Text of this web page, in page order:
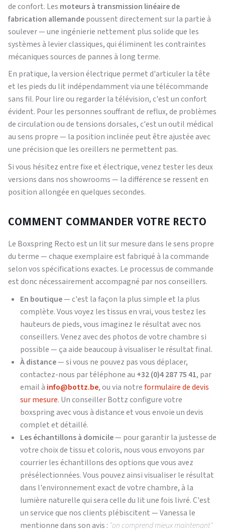
de confort. Les moteurs à transmission linéaire de
fabrication allemandepoussent directement sur la partie à
soulever — une ingénierie nettement plus solide que les
systèmes à levier classiques, qui éliminent les contraintes
mécaniques sources de pannes à long terme.
En pratique, la version électrique permet d'articuler la tête
et les pieds du lit indépendamment via une télécommande
sans fil. Pour lire ou regarder la télévision, c'est un confort
évident. Pour les personnes souffrant de reflux, de problèmes
de circulation ou de tensions dorsales, c'est un outil médical
au sens propre — la position inclinée peut être ajustée avec
une précision que les oreillers ne permettent pas.
Si vous hésitez entre fixe et électrique, venez tester les deux
versions dans nos showrooms — la différence se ressent en
position allongée en quelques secondes.
COMMENT COMMANDER VOTRE RECTO
Le Boxspring Recto est un lit sur mesure dans le sens propre
du terme — chaque exemplaire est fabriqué à la commande
selon vos spécifications exactes. Le processus de commande
est donc nécessairement accompagné par nos conseillers.
En boutique— c'est la façon la plus simple et la plus
complète. Vous voyez les tissus en vrai, vous testez les
hauteurs de pieds, vous imaginez le résultat avec nos
conseillers. Venez avec des photos de votre chambre si
possible — ça aide beaucoup à visualiser le résultat final.
À distance— si vous ne pouvez pas vous déplacer,
contactez-nous par téléphone au +32 (0)4 287 75 41, par
email à info@bottz.be, ou via notreformulaire de devis
sur mesure. Un conseiller Bottz configure votre
boxspring avec vous à distance et vous envoie un devis
complet et détaillé.
Les échantillons à domicile— pour garantir la justesse de
votre choix de tissu et coloris, nous vous envoyons par
courrier les échantillons des options que vous avez
présélectionnées. Vous pouvez ainsi visualiser le résultat
dans l'environnement exact de votre chambre, à la
lumière naturelle qui sera celle du lit une fois livré. C'est
un service que nos clients plébiscitent — Vanessa le
mentionne dans son avis : "on comprend mieux maintenant"